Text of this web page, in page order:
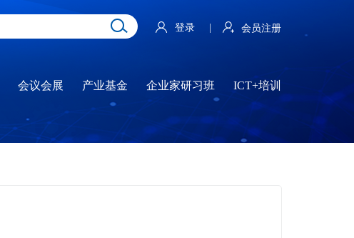
登录 会员注册
会议会展 产业基金 企业家研习班 ICT+培训